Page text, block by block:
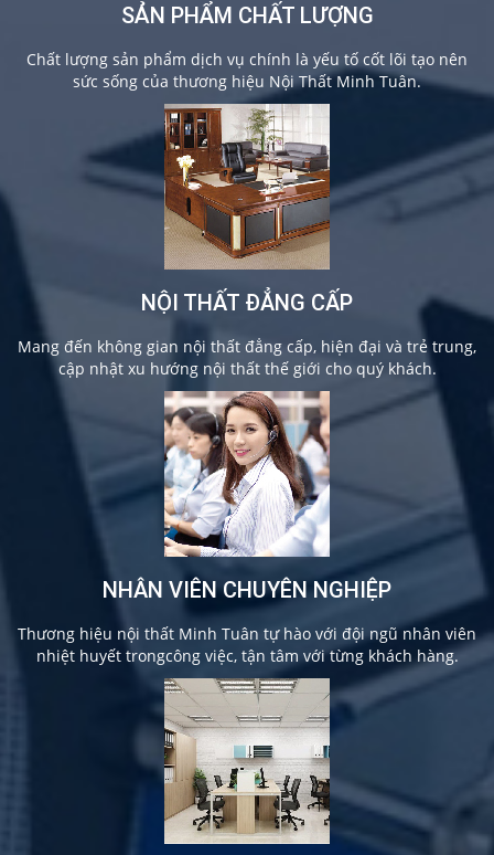
SẢN PHẨM CHẤT LƯỢNG
Chất lượng sản phẩm dịch vụ chính là yếu tố cốt lõi tạo nên
sức sống của thương hiệu Nội Thất Minh Tuân.
NỘI THẤT ĐẲNG CẤP
Mang đến không gian nội thất đẳng cấp, hiện đại và trẻ trung,
cập nhật xu hướng nội thất thế giới cho quý khách.
NHÂN VIÊN CHUYÊN NGHIỆP
Thương hiệu nội thất Minh Tuân tự hào với đội ngũ nhân viên
nhiệt huyết trongcông việc, tận tâm với từng khách hàng.